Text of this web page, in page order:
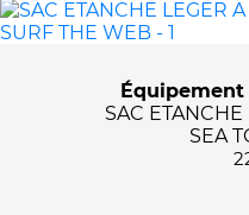
PRIX : 0€ - 23€
Équipement
SAC
SEA